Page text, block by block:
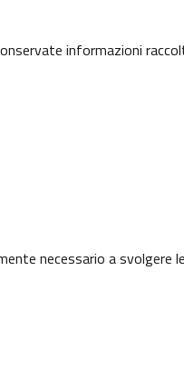
informazioni
necessario a svolgere